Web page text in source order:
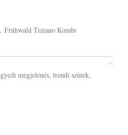
, Frühwald Tiziano Kombi
megjelenés, trendi színek,